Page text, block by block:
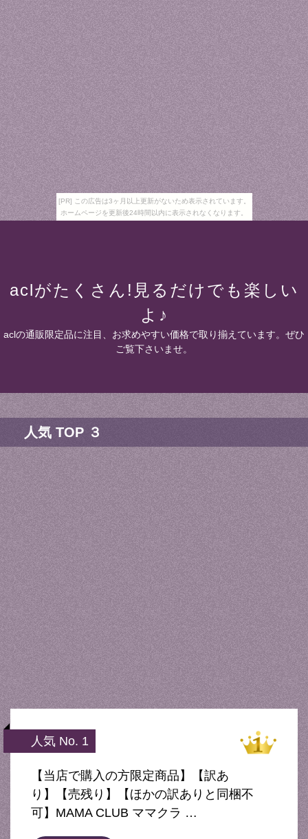
[PR] この広告は3ヶ月以上更新がないため表示されています。
ホームページを更新後24時間以内に表示されなくなります。
aclがたくさん!見るだけでも楽しい
よ♪
aclの通販限定品に注目、お求めやすい価格で取り揃えています。ぜひ
ご覧下さいませ。
人気 TOP ３
人気 No. 1
【当店で購入の方限定商品】【訳あ
り】【売残り】【ほかの訳ありと同梱不
可】MAMA CLUB ママクラ …